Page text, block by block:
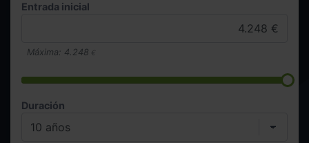
Entrada inicial
Máxima: 4.248 €
Duración